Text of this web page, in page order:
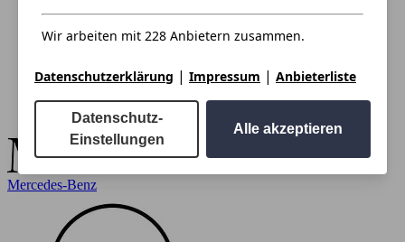
Mercedes-Benz
Wir arbeiten mit 228 Anbietern zusammen.
Datenschutzerklärung | Impressum | Anbieterliste
Datenschutz-
Einstellungen
Alle akzeptieren